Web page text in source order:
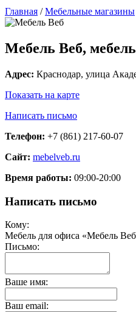
Главная /Мебельные магазины
Мебель Веб,
Адрес: Краснодар, улица
Показать на карте
Написать письмо
Телефон: +7 (861) 217-60-07
Сайт: mebelveb.ru
Время работы: 09:00-20:00
Написать письмо
Кому:
Мебель для офиса «Мебель
Письмо:
Ваше имя:
Ваш email: